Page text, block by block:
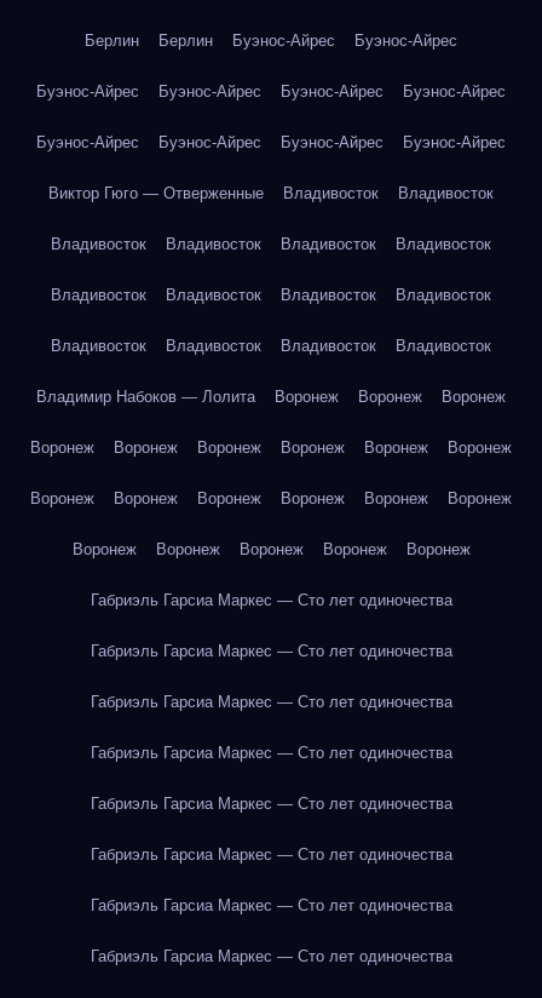
Берлин Берлин Буэнос-Айрес Буэнос-Айрес
Буэнос-Айрес Буэнос-Айрес Буэнос-Айрес Буэнос-Айрес
Буэнос-Айрес Буэнос-Айрес Буэнос-Айрес Буэнос-Айрес
Виктор Гюго — Отверженные Владивосток Владивосток
Владивосток Владивосток Владивосток Владивосток
Владивосток Владивосток Владивосток Владивосток
Владивосток Владивосток Владивосток Владивосток
Владимир Набоков — Лолита Воронеж Воронеж Воронеж
Воронеж Воронеж Воронеж Воронеж Воронеж Воронеж
Воронеж Воронеж Воронеж Воронеж Воронеж Воронеж
Воронеж Воронеж Воронеж Воронеж Воронеж
Габриэль Гарсиа Маркес — Сто лет одиночества
Габриэль Гарсиа Маркес — Сто лет одиночества
Габриэль Гарсиа Маркес — Сто лет одиночества
Габриэль Гарсиа Маркес — Сто лет одиночества
Габриэль Гарсиа Маркес — Сто лет одиночества
Габриэль Гарсиа Маркес — Сто лет одиночества
Габриэль Гарсиа Маркес — Сто лет одиночества
Габриэль Гарсиа Маркес — Сто лет одиночества